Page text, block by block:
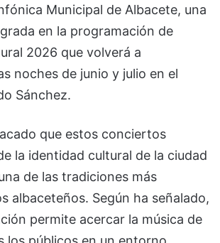
Municipal de Albacete, una
en la programación de
2026 que volverá a
noches de junio y julio en el
Sánchez.
que estos conciertos
la identidad cultural de la ciudad
de las tradiciones más
albaceteños. Según ha señalado,
permite acercar la música de